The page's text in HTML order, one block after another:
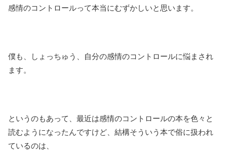
感情のコントロールって本当にむずかしいと思います。
僕も、しょっちゅう、自分の感情のコントロールに悩まされ
ます。
というのもあって、最近は感情のコントロールの本を色々と
読むようになったんですけど、結構そういう本で俗に扱われ
ているのは、